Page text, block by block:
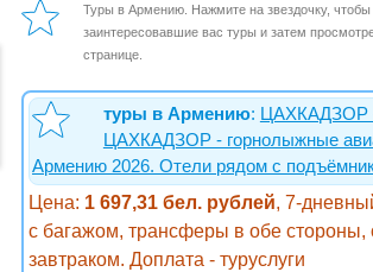
Туры в Армению. Нажмите на звездочку, чтобы
заинтересовавшие вас туры и затем
странице.
туры в Армению: ЦАХКАДЗОР
ЦАХКАДЗОР - горнолыжные
Армению 2026. Отели рядом с
Цена: 1 697,31 бел. рублей, 7-
с багажом, трансферы в обе стороны,
завтраком. Доплата - туруслуги